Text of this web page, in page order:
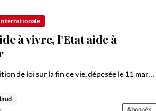
à vivre, l’Etat aide à
de loi sur la fin de vie, déposée le 11 mars,
voient un progrès sociétal, d’autres une
fondements médicaux.
Abonnés